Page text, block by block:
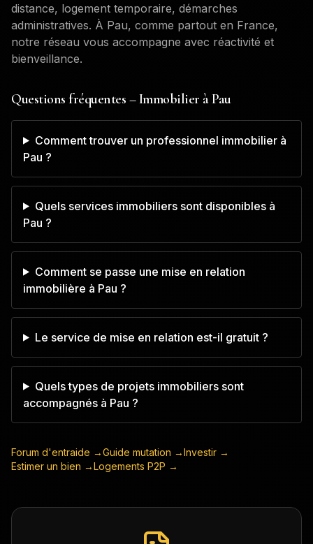
distance, logement temporaire, démarches
administratives. À Pau, comme partout en France,
notre réseau vous accompagne avec réactivité et
bienveillance.
Questions fréquentes – Immobilier àPau
Comment trouver un professionnel immobilier à
Pau ?
Quels services immobiliers sont disponibles à
Pau ?
Comment se passe une mise en relation
immobilière à Pau ?
Le service de mise en relation est-il gratuit ?
Quels types de projets immobiliers sont
accompagnés à Pau ?
Forum d'entraide →Guide mutation →Investir →
Estimer un bien →Logements P2P →